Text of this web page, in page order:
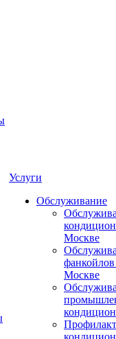
Услуги
Обслуживание
Москве
Москве